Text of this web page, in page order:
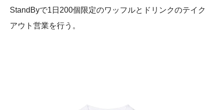
StandByで1日200個限定のワッフルとドリンクのテイク
アウト営業を行う。